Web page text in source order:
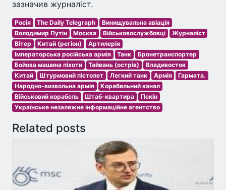
зазначив журналіст.
Росія The Daily Telegraph
Винищувальна авіація
Володимир Путін
Москва Військовослужбовці
Журналіст
Вітер
Китай (регіон)
Артилерія
Імператорська російська армія
Танк
Бронетранспортер
Бойова машина піхоти
Тайвань (острів)
Владивосток
Китай
Штурмовий пістолет Легкий танк Армія
Гармата.
Народно-визвольна армія
Корабельний канал
Військовий корабель
Штаб-квартира
Пекін
Українське незалежне інформаційне агентство
Related posts